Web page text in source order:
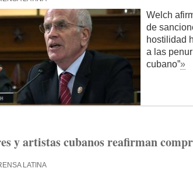
Welch
de
hostilidad
a las
cubano”»
y artistas cubanos reafirman
LATINA